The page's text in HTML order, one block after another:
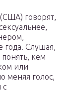
говорят,
года. Слушая,
кем
или
меняя голос,
с